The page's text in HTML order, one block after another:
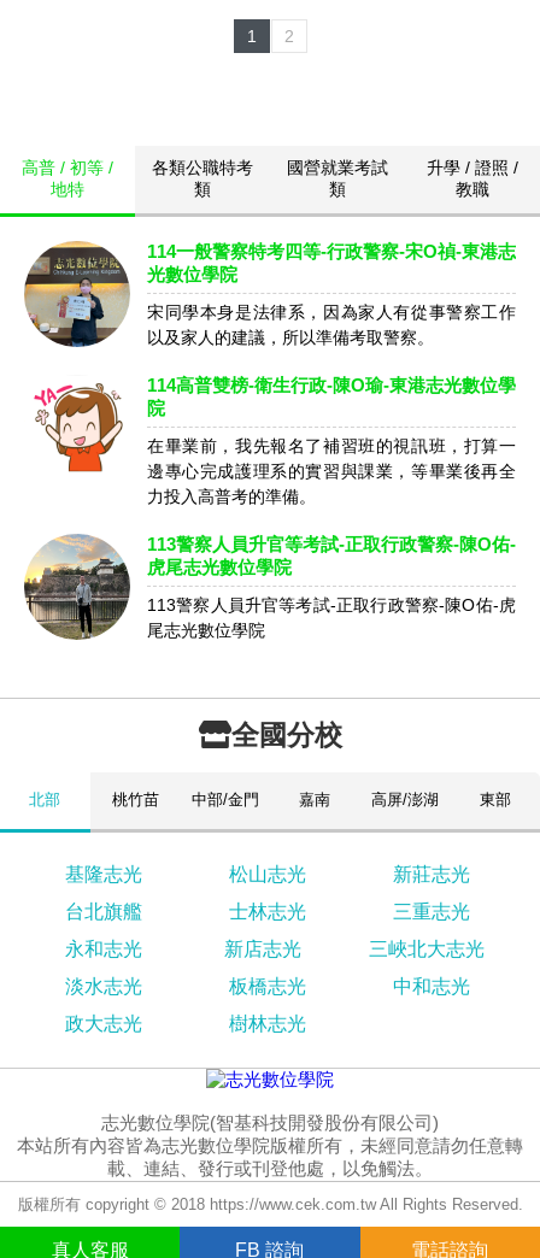
真人 客服 FB 諮詢 電話諮詢
1 2
高普 / 初等 /
地特
各類公職特考
類
國營就業考試
類
升學 / 證照 /
教職
114一般警察特考四等-行政警察-宋O禎-東港志
光數位學院
宋同學本身是法律系，因為家人有從事警察工作
以及家人的建議，所以準備考取警察。
114高普雙榜-衛生行政-陳O瑜-東港志光數位學
院
在畢業前，我先報名了補習班的視訊班，打算一
邊專心完成護理系的實習與課業，等畢業後再全
力投入高普考的準備。
113警察人員升官等考試-正取行政警察-陳O佑-
虎尾志光數位學院
113警察人員升官等考試-正取行政警察-陳O佑-虎
尾志光數位學院
全國分校
北部 桃竹苗 中部/金門 嘉南 高屏/澎湖 東部
基隆志光 松山志光
新莊志光
台北旗艦
士林志光
三重志光
永和志光
新店志光
三峽北大志光
淡水志光
板橋志光
中和志光
政大志光
樹林志光
志光數位學院(智基科技開發股份有限公司)
本站所有內容皆為志光數位學院版權所有，未經同意請勿任意轉
載、連結、發行或刊登他處，以免觸法。
版權所有 copyright © 2018 https://www.cek.com.tw All Rights Reserved.